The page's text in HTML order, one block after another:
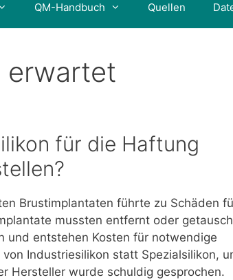
QM-Handbuch Quellen
erwartet
für die Haftung
Brustimplantaten führte zu Schäden
mussten entfernt oder
und entstehen Kosten für notwendige
Industriesilikon statt Spezialsilikon,
Hersteller wurde schuldig gesprochen.